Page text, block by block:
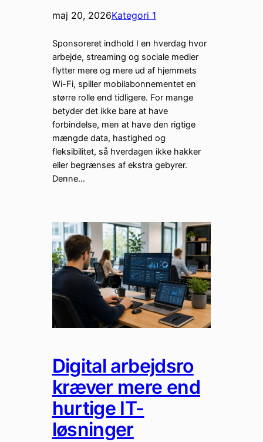
maj 20, 2026Kategori 1
Sponsoreret indhold I en hverdag hvor
arbejde, streaming og sociale medier
flytter mere og mere ud af hjemmets
Wi-Fi, spiller mobilabonnementet en
større rolle end tidligere. For mange
betyder det ikke bare at have
forbindelse, men at have den rigtige
mængde data, hastighed og
fleksibilitet, så hverdagen ikke hakker
eller begrænses af ekstra gebyrer.
Denne…
Digital arbejdsro
kræver mere end
hurtige IT-
løsninger